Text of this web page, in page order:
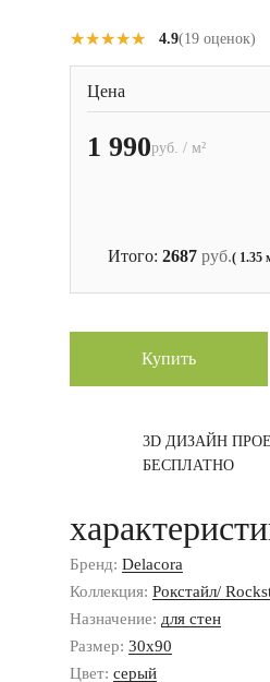
★★★★★
★★★★★ 4.9(19 оценок)
Цена
1 990руб. / м²
Итого: 2687 руб.( 1.35
Купить
3D ДИЗАЙН
БЕСПЛАТНО
Бренд: Delacora
Коллекция: Рокстайл/
Назначение: для стен
Размер: 30x90
Цвет: серый